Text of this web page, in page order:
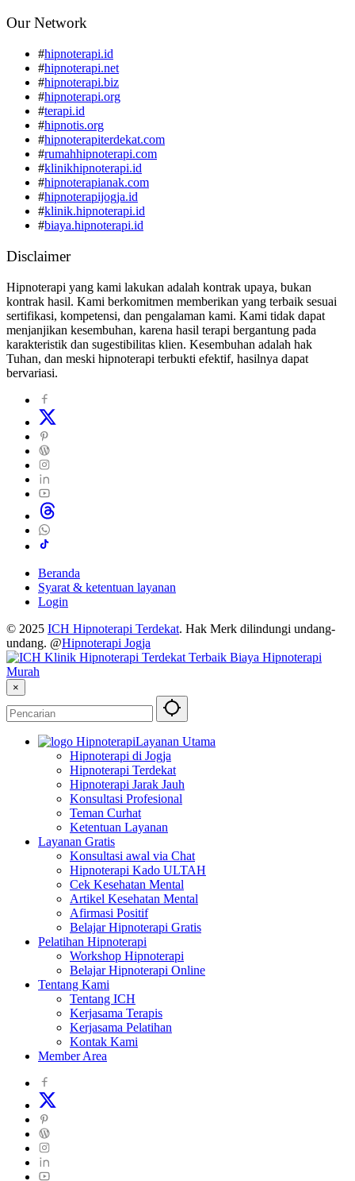
Our Network
#hipnoterapi.id
#hipnoterapi.net
#hipnoterapi.biz
#hipnoterapi.org
#terapi.id
#hipnotis.org
#hipnoterapiterdekat.com
#rumahhipnoterapi.com
#klinikhipnoterapi.id
#hipnoterapianak.com
#hipnoterapijogja.id
#klinik.hipnoterapi.id
#biaya.hipnoterapi.id
Disclaimer
Hipnoterapi yang kami lakukan adalah kontrak upaya, bukan
kontrak hasil. Kami berkomitmen memberikan yang terbaik sesuai
sertifikasi, kompetensi, dan pengalaman kami. Kami tidak dapat
menjanjikan kesembuhan, karena hasil terapi bergantung pada
karakteristik dan sugestibilitas klien. Kesembuhan adalah hak
Tuhan, dan meski hipnoterapi terbukti efektif, hasilnya dapat
bervariasi.
Beranda
Syarat & ketentuan layanan
Login
© 2025 ICH Hipnoterapi Terdekat. Hak Merk dilindungi undang-
undang. @Hipnoterapi Jogja
×
Layanan Utama
Hipnoterapi di Jogja
Hipnoterapi Terdekat
Hipnoterapi Jarak Jauh
Konsultasi Profesional
Teman Curhat
Ketentuan Layanan
Layanan Gratis
Konsultasi awal via Chat
Hipnoterapi Kado ULTAH
Cek Kesehatan Mental
Artikel Kesehatan Mental
Afirmasi Positif
Belajar Hipnoterapi Gratis
Pelatihan Hipnoterapi
Workshop Hipnoterapi
Belajar Hipnoterapi Online
Tentang Kami
Tentang ICH
Kerjasama Terapis
Kerjasama Pelatihan
Kontak Kami
Member Area